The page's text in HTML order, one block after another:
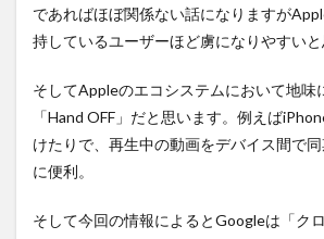
間不
オン
ンシ
プが
おす
す
であればほぼ関係ない話になりますが
持しているユーザーほど虜になりやすいと
そしてAppleのエコシステムにおいて地味
「Hand OFF」だと思います。例えば
けたりで、再生中の動画をデバイス間で
に便利。
そして今回の情報によるとGoogleは「ク